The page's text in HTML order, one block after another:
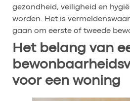
gezondheid, veiligheid en
worden. Het is
gaan om eerste of tweede
Het belang van
voor een woning